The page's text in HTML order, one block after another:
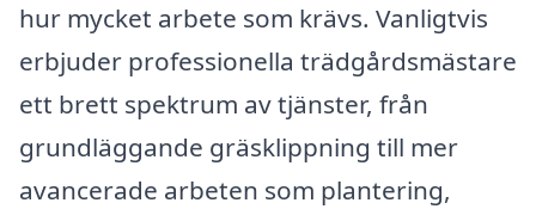
hur mycket arbete som krävs. Vanligtvis
erbjuder professionella trädgårdsmästare
ett brett spektrum av tjänster, från
grundläggande gräsklippning till mer
avancerade arbeten som plantering,